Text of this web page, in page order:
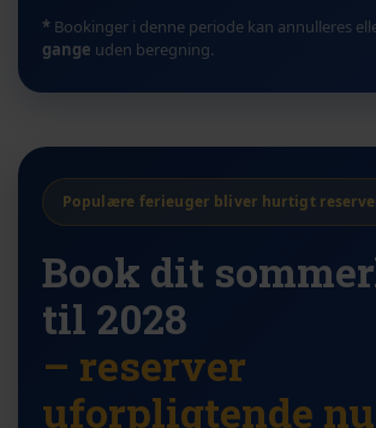
* Bookinger i denne periode kan annulleres
gange uden beregning.
Populære ferieuger bliver hurtigt
Book dit
til 2028
– reserver
uforpligtende nu